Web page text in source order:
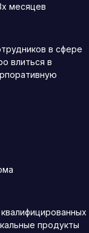
месяцев
в сфере
влиться в
продукты